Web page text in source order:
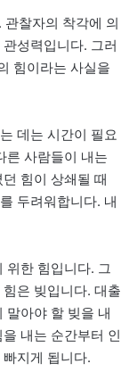
관찰자의 착각에 의
성력입니다. 그러
힘이라는 사실을
데는 시간이 필요
른 사람들이 내는
힘이 상쇄될 때
두려워합니다. 내
위한 힘입니다. 그
은 빚입니다. 대출
말아야 할 빚을 내
내는 순간부터 인
지게 됩니다.